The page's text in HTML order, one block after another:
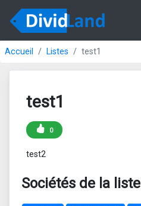
Accueil Listes test1
test1
0
test2
Sociétés de la liste